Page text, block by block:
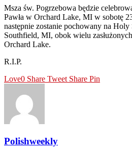
Msza św. Pogrzebowa będzie
Pawła w Orchard Lake, MI w sobotę
następnie zostanie pochowany na
Southfield, MI, obok wielu
Orchard Lake.
R.I.P.
Love0 Share Tweet Share Pin
Polishweekly